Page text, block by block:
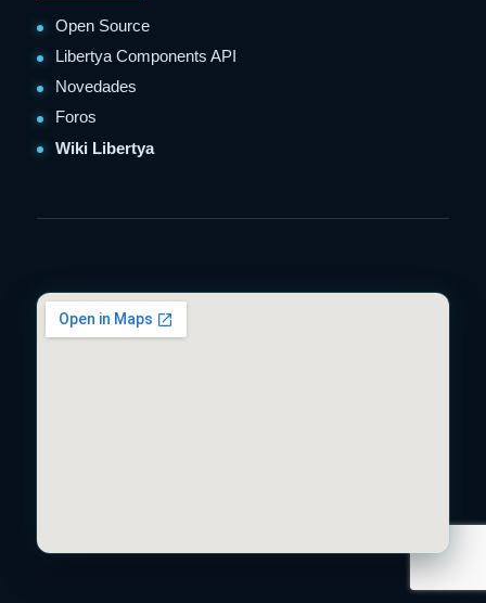
Open Source
Libertya Components API
Novedades
Foros
Wiki Libertya